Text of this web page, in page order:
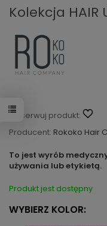
Kolekcja HAIR
Obserwuj produkt:
Producent: Rokoko Hair
To jest wyrób
używania lub etykietą.
Produkt jest dostępny
WYBIERZ KOLOR: